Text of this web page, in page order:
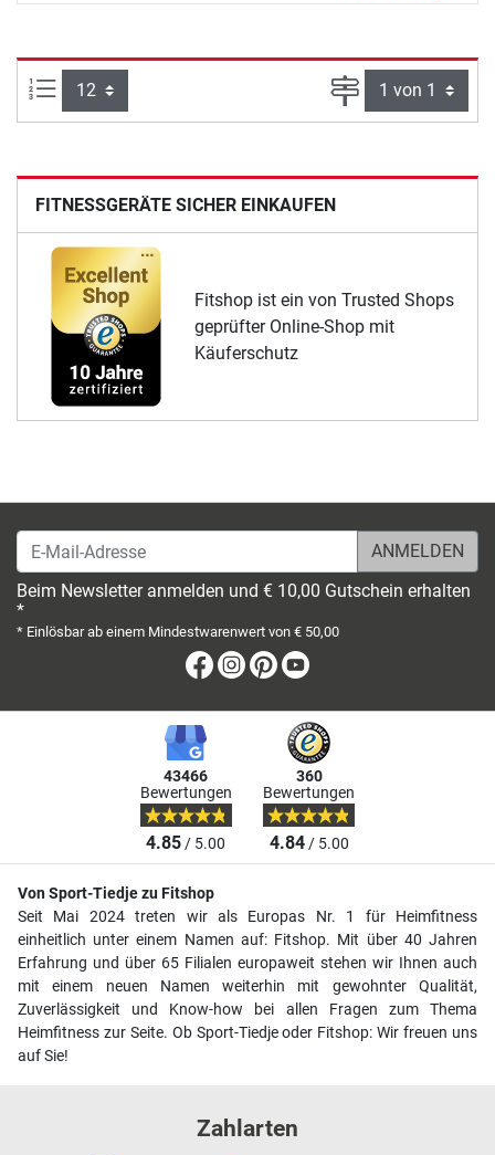
Artikel pro Seite: Seite
FITNESSGERÄTE SICHER EINKAUFEN
Fitshop ist ein von Trusted Shops
geprüfter Online-Shop mit
Käuferschutz
E-Mail-Adresse
Beim Newsletter anmelden und € 10,00 Gutschein erhalten
*
* Einlösbar ab einem Mindestwarenwert von € 50,00
Facebook
Instagram
Pinterest
43466
Bewertungen
4.85/ 5.00
360
Bewertungen
4.84/ 5.00
Von Sport-Tiedje zu Fitshop
Seit Mai 2024 treten wir als Europas Nr. 1 für Heimfitness
einheitlich unter einem Namen auf: Fitshop. Mit über 40 Jahren
Erfahrung und über 65 Filialen europaweit stehen wir Ihnen auch
mit einem neuen Namen weiterhin mit gewohnter Qualität,
Zuverlässigkeit und Know-how bei allen Fragen zum Thema
Heimfitness zur Seite. Ob Sport-Tiedje oder Fitshop: Wir freuen uns
auf Sie!
Zahlarten